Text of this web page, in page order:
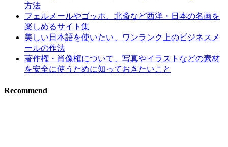
方法
フェルメールやゴッホ、北斎など西洋・日本の名画を
楽しめるサイト集
美しい日本語を使いたい、ワンランク上のビジネスメ
ールの作法
著作権・肖像権について、写真やイラストなどの素材
を安全に使うために知っておきたいこと
Recommend